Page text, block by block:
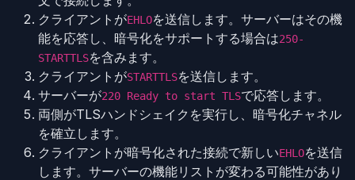
クライアントがEHLOを送信します。サーバーはその機
能を応答し、暗号化をサポートする場合は250-
STARTTLSを含みます。
クライアントがSTARTTLSを送信します。
サーバーが220 Ready to start TLSで応答します。
両側がTLSハンドシェイクを実行し、暗号化チャネル
を確立します。
クライアントが暗号化された接続で新しいEHLOを送信
します。サーバーの機能リストが変わる可能性があり